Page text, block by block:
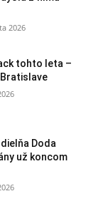
2026
tohto leta –
Doda
už koncom